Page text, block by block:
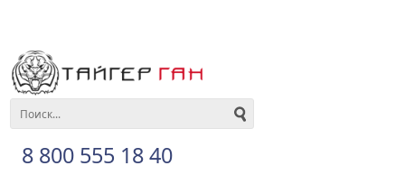
8 800 555 18 40